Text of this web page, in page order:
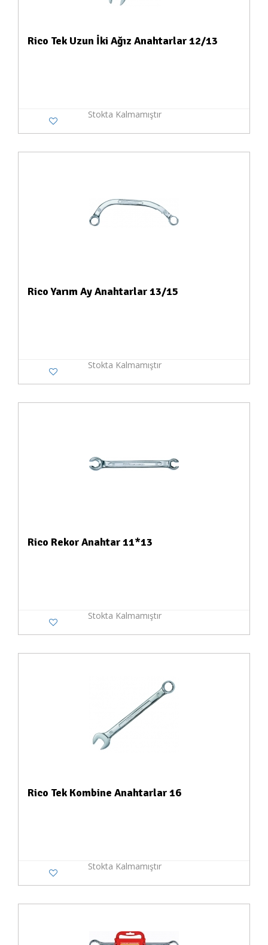
Rico Tek Uzun İki Ağız Anahtarlar 12/13
Stokta Kalmamıştır
Rico Yarım Ay Anahtarlar 13/15
Stokta Kalmamıştır
Rico Rekor Anahtar 11*13
Stokta Kalmamıştır
Rico Tek Kombine Anahtarlar 16
Stokta Kalmamıştır